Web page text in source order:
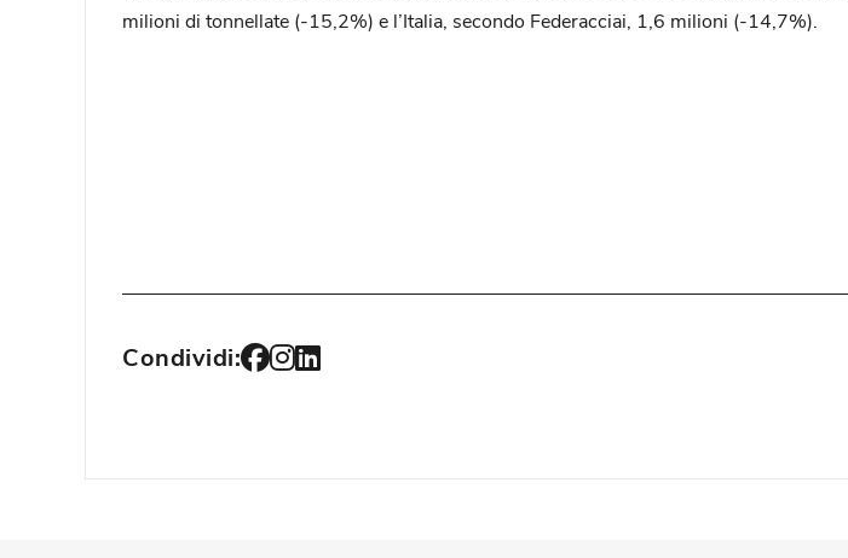
milioni di tonnellate (-15,2%) e l’Italia, secondo Federacciai, 1,6 milioni (-14,7%).
Condividi: